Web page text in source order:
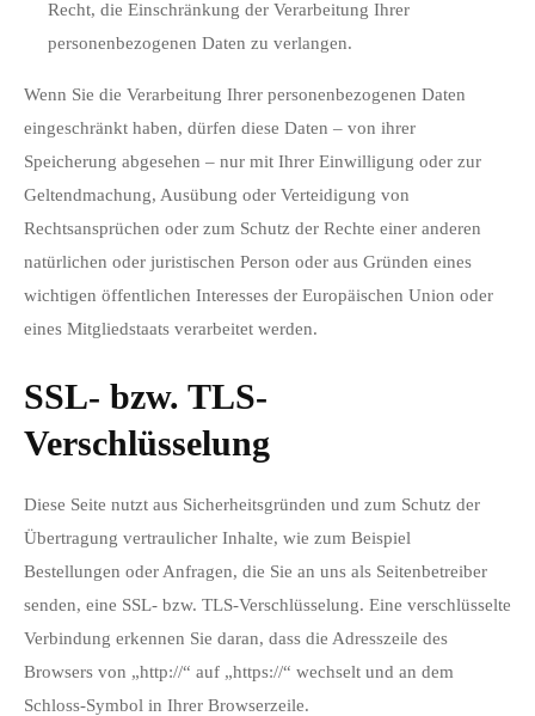
Recht, die Einschränkung der Verarbeitung Ihrer
personenbezogenen Daten zu verlangen.
Wenn Sie die Verarbeitung Ihrer personenbezogenen Daten
eingeschränkt haben, dürfen diese Daten – von ihrer
Speicherung abgesehen – nur mit Ihrer Einwilligung oder zur
Geltendmachung, Ausübung oder Verteidigung von
Rechtsansprüchen oder zum Schutz der Rechte einer anderen
natürlichen oder juristischen Person oder aus Gründen eines
wichtigen öffentlichen Interesses der Europäischen Union oder
eines Mitgliedstaats verarbeitet werden.
SSL- bzw. TLS-
Verschlüsselung
Diese Seite nutzt aus Sicherheitsgründen und zum Schutz der
Übertragung vertraulicher Inhalte, wie zum Beispiel
Bestellungen oder Anfragen, die Sie an uns als Seitenbetreiber
senden, eine SSL- bzw. TLS-Verschlüsselung. Eine verschlüsselte
Verbindung erkennen Sie daran, dass die Adresszeile des
Browsers von „http://“ auf „https://“ wechselt und an dem
Schloss-Symbol in Ihrer Browserzeile.